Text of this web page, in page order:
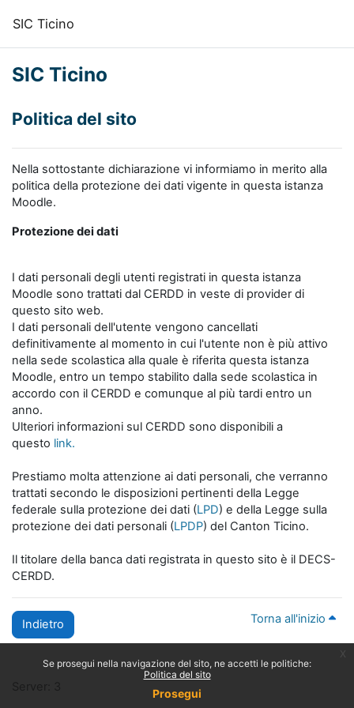
Se prosegui nella navigazione del sito, ne accetti le politiche:
Politica del sito
Prosegui
SIC Ticino
SIC Ticino
Politica del sito
Nella sottostante dichiarazione vi informiamo in merito alla
politica della protezione dei dati vigente in questa istanza
Moodle.
Protezione dei dati
I dati personali degli utenti registrati in questa istanza
Moodle sono trattati dal CERDD in veste di provider di
questo sito web.
I dati personali dell'utente vengono cancellati
definitivamente al momento in cui l'utente non è più attivo
nella sede scolastica alla quale è riferita questa istanza
Moodle, entro un tempo stabilito dalla sede scolastica in
accordo con il CERDD e comunque al più tardi entro un
anno.
Ulteriori informazioni sul CERDD sono disponibili a
questo link.
Prestiamo molta attenzione ai dati personali, che verranno
trattati secondo le disposizioni pertinenti della Legge
federale sulla protezione dei dati (LPD) e della Legge sulla
protezione dei dati personali (LPDP) del Canton Ticino.
Il titolare della banca dati registrata in questo sito è il DECS-
CERDD.
Indietro Torna all'inizio